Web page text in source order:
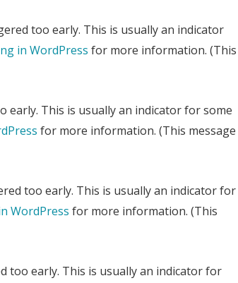
too early. This is usually an indicator
in WordPress for more information. (This
early. This is usually an indicator for some
for more information. (This message
too early. This is usually an indicator for
WordPress for more information. (This
too early. This is usually an indicator for